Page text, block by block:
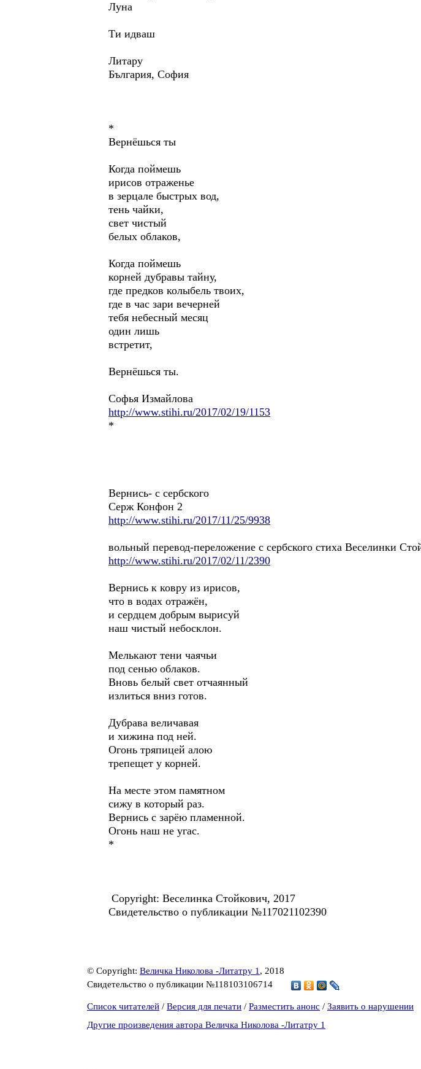
Луна
Ти идваш
Литару
България, София
*
Вернёшься ты
Когда поймешь
ирисов отраженье
в зерцале быстрых вод,
тень чайки,
свет чистый
белых облаков,
Когда поймешь
корней дубравы тайну,
где предков колыбель твоих,
где в час зари вечерней
тебя небесный месяц
один лишь
встретит,
Вернёшься ты.
Софья Измайлова
http://www.stihi.ru/2017/02/19/1153
*
Вернись- с сербского
Серж Конфон 2
http://www.stihi.ru/2017/11/25/9938
вольный перевод-переложение с сербского стиха Веселинки
http://www.stihi.ru/2017/02/11/2390
Вернись к ковру из ирисов,
что в водах отражён,
и сердцем добрым вырисуй
наш чистый небосклон.
Мелькают тени чаячьи
под сенью облаков.
Вновь белый свет отчаянный
излиться вниз готов.
Дубрава величавая
и хижина под ней.
Огонь тряпицей алою
трепещет у корней.
На месте этом памятном
сижу в который раз.
Вернись с зарёю пламенной.
Огонь наш не угас.
*
Copyright: Веселинка Стойкович, 2017
Свидетельство о публикации №117021102390
© Copyright: Величка Николова -Литатру 1 , 2018
Свидетельство о публикации №118103106714
Список читателей / Версия для печати / Разместить анонс / Заявить о нарушении
Другие произведения автора Величка Николова -Литатру 1